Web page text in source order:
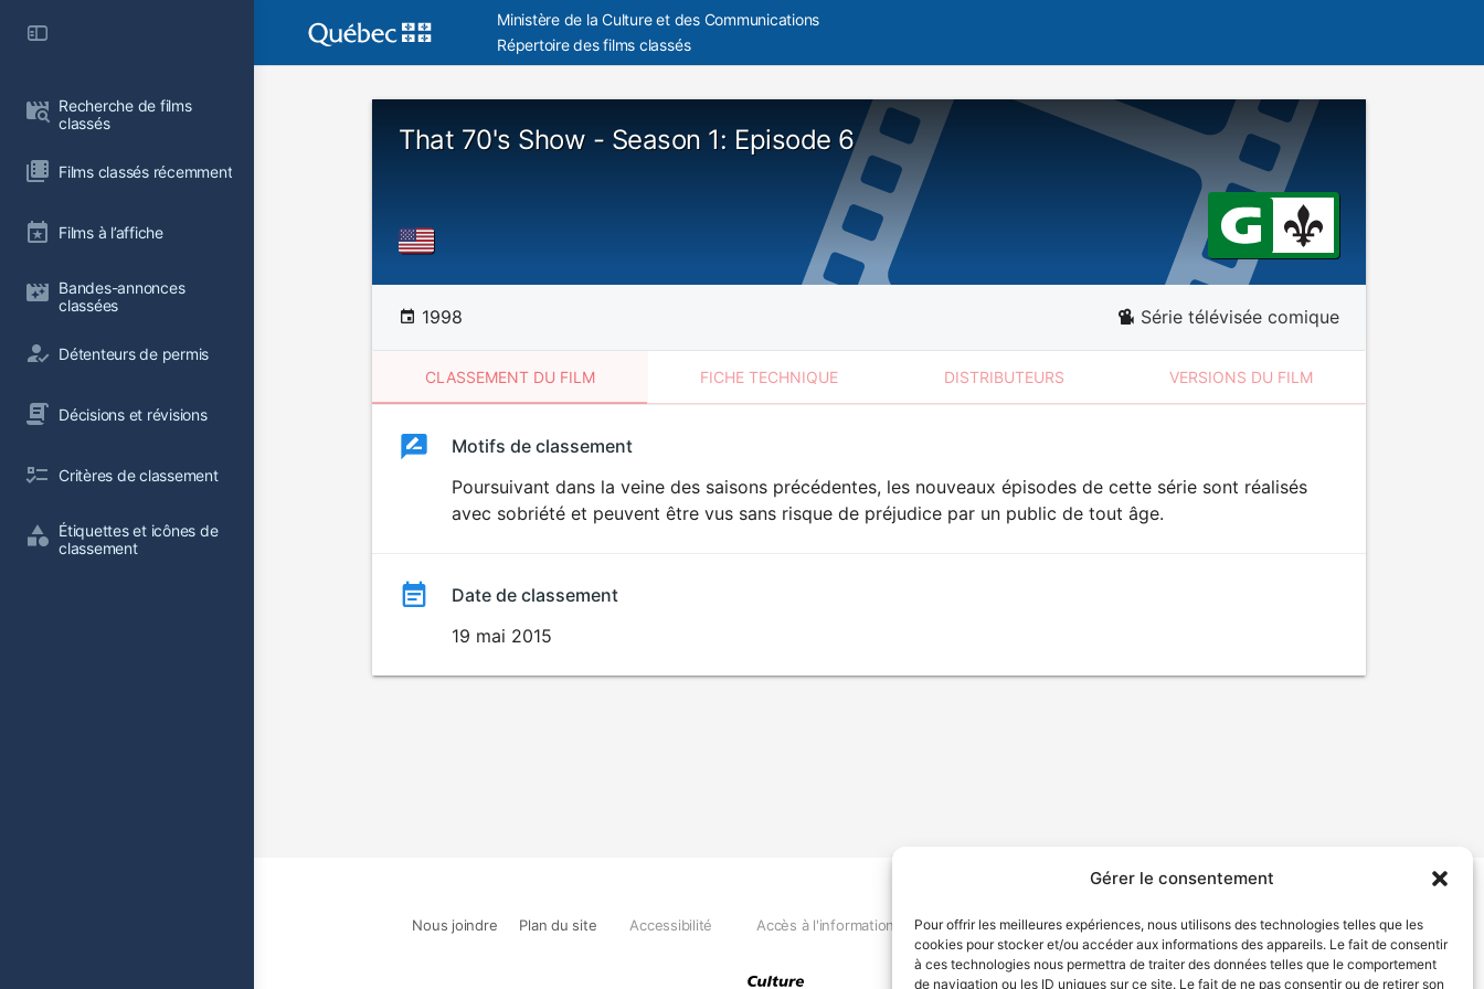
Gérer le consentement
Pour offrir les meilleures expériences, nous utilisons des technologies telles que les
cookies pour stocker et/ou accéder aux informations des appareils. Le fait de consentir
à ces technologies nous permettra de traiter des données telles que le comportement
de navigation ou les ID uniques sur ce site. Le fait de ne pas consentir ou de retirer son
Recherche de films
classés
Films classés récemment
Films à l’affiche
Bandes-annonces
classées
Détenteurs de permis
Décisions et révisions
Critères de classement
Étiquettes et icônes de
classement
Ministère de la Culture et des Communications
Répertoire des films classés
That 70's Show - Season 1: Episode 6
1998 Série télévisée comique
CLASSEMENT DU FILM FICHE TECHNIQUE DISTRIBUTEURS VERSIONS DU FILM
ClassementClassement
Motifs de classement
Poursuivant dans la veine des saisons précédentes, les nouveaux épisodes de cette série sont réalisés
avec sobriété et peuvent être vus sans risque de préjudice par un public de tout âge.
Date de classement
19 mai 2015
Nous joindre Plan du site Accessibilité Accès à l'information Déclaration de services Politique de confidentialité